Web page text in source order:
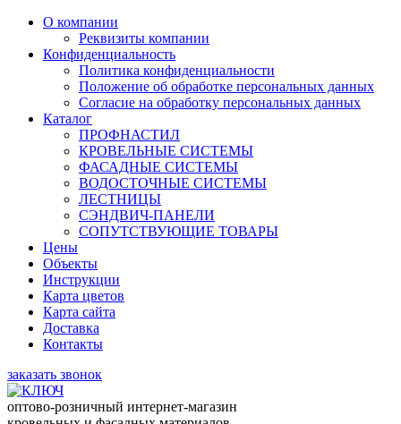
О компании
Реквизиты компании
Конфиденциальность
Политика конфиденциальности
Положение об обработке персональных данных
Согласие на обработку персональных данных
Каталог
ПРОФНАСТИЛ
КРОВЕЛЬНЫЕ СИСТЕМЫ
ФАСАДНЫЕ СИСТЕМЫ
ВОДОСТОЧНЫЕ СИСТЕМЫ
ЛЕСТНИЦЫ
СЭНДВИЧ-ПАНЕЛИ
СОПУТСТВУЮЩИЕ ТОВАРЫ
Цены
Объекты
Инструкции
Карта цветов
Карта сайта
Доставка
Контакты
заказать звонок
оптово-розничный интернет-магазин